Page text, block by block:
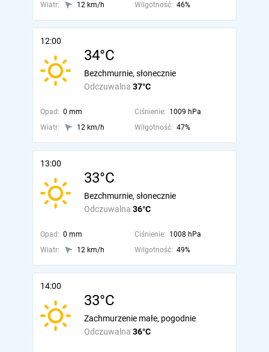
Wiatr:
12 km/h Wilgotność: 46%
12:00
34°C
Odczuwalna 37°C
Bezchmurnie, słonecznie
Opad: 0 mm Ciśnienie: 1009 hPa
Wiatr:
12 km/h Wilgotność: 47%
13:00
33°C
Odczuwalna 36°C
Bezchmurnie, słonecznie
Opad: 0 mm Ciśnienie: 1008 hPa
Wiatr:
12 km/h Wilgotność: 49%
14:00
33°C
Odczuwalna 36°C
Zachmurzenie małe, pogodnie